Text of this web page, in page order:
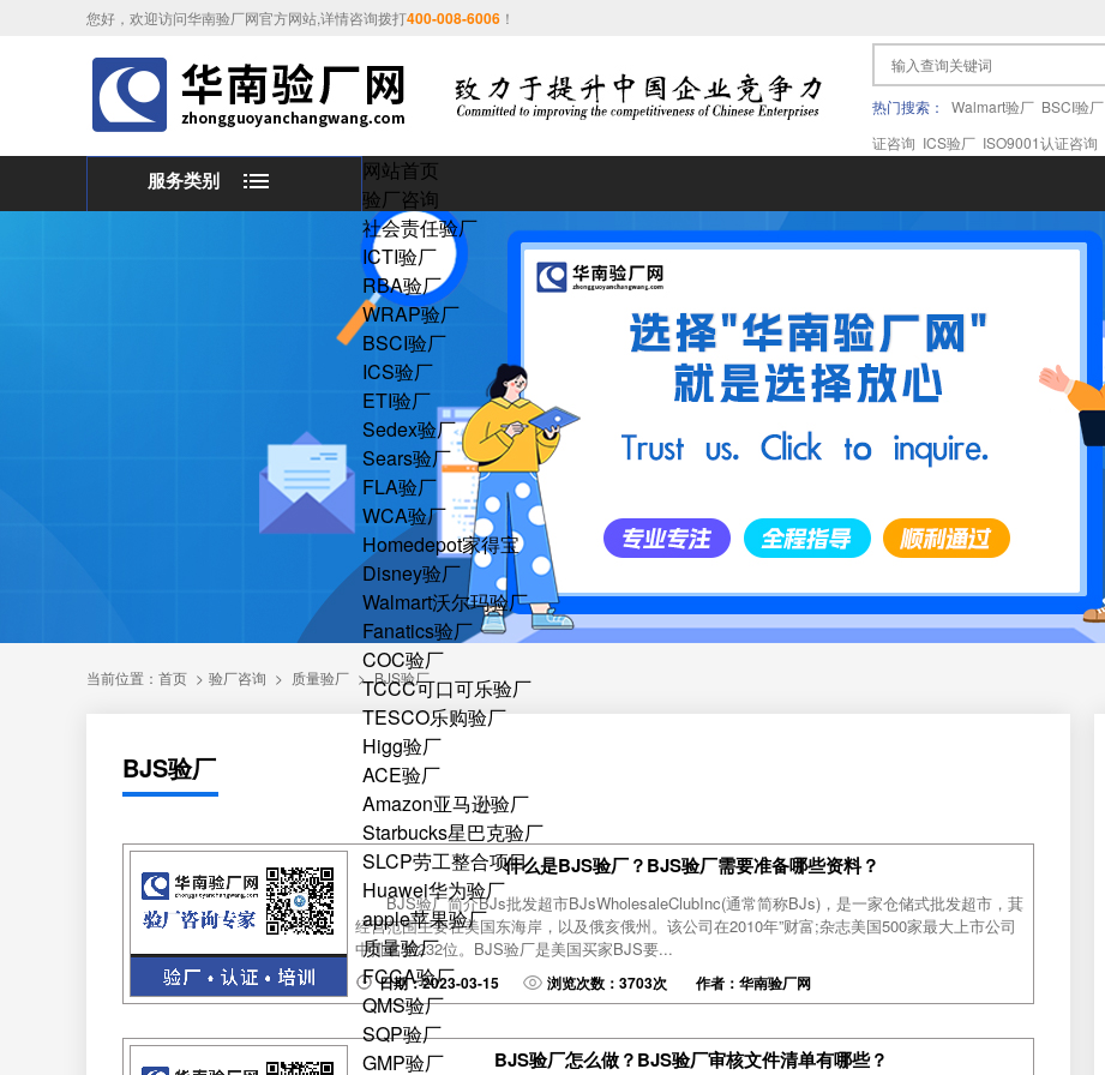
您好，欢迎访问华南验厂网官方网站,详情咨询拨打400-008-6006 ！
热门搜索： Walmart验厂 BSCI验厂
证咨询 ICS验厂 ISO9001认证咨询
服务类别
网站首页
验厂咨询
社会责任验厂
ICTI验厂
RBA验厂
WRAP验厂
BSCI验厂
ICS验厂
ETI验厂
Sedex验厂
Sears验厂
FLA验厂
WCA验厂
Homedepot家得宝
Disney验厂
Walmart沃尔玛验厂
Fanatics验厂
COC验厂
TCCC可口可乐验厂
TESCO乐购验厂
Higg验厂
ACE验厂
Amazon亚马逊验厂
Starbucks星巴克验厂
SLCP劳工整合项目
Huawei华为验厂
apple苹果验厂
质量验厂
FCCA验厂
QMS验厂
SQP验厂
GMP验厂
当前位置： 首页 > 验厂咨询 > 质量验厂 > BJS验厂
BJS验厂
什么是BJS验厂？BJS验厂需要准备哪些资料？
BJS验厂简介BJs批发超市BJsWholesaleClubInc(通常简称BJs)，是一家仓储式批发超市，萁
经营范围主要在美国东海岸，以及俄亥俄州。该公司在2010年”财富;杂志美国500家最大上市公司
中排名第232位。BJS验厂是美国买家BJS要...
日期：2023-03-15 浏览次数：3703次 作者：华南验厂网
BJS验厂怎么做？BJS验厂审核文件清单有哪些？